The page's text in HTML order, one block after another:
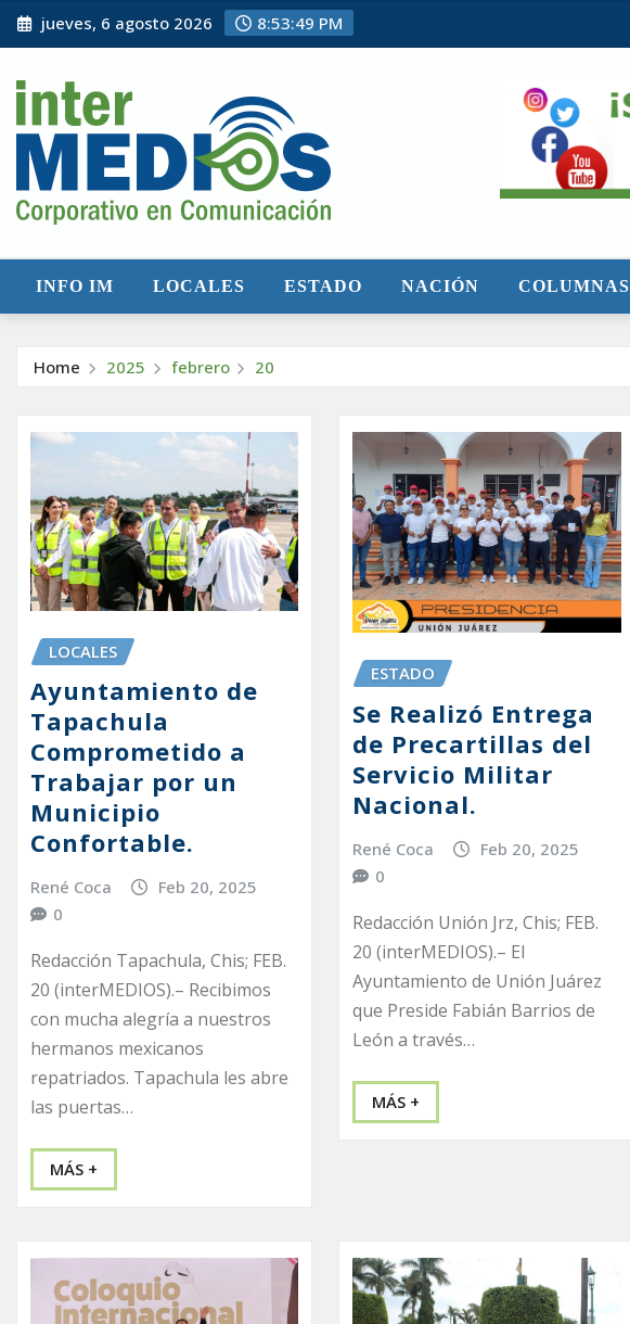
Skip
to
jueves, 6 agosto 2026 8:53:51 PM
INFO IM LOCALES ESTADO NACIÓN COLUMNAS
Home 2025 febrero 20
LOCALES
Ayuntamiento de
Tapachula
Comprometido a
Trabajar por un
Municipio
Confortable.
René Coca
Feb 20, 2025
0
Redacción Tapachula, Chis; FEB.
20 (interMEDIOS).– Recibimos
con mucha alegría a nuestros
hermanos mexicanos
repatriados. Tapachula les abre
las puertas…
MÁS +
ESTADO
Se Realizó Entrega
de Precartillas del
Servicio Militar
Nacional.
René Coca
Feb 20, 2025
0
Redacción Unión Jrz, Chis; FEB.
20 (interMEDIOS).– El
Ayuntamiento de Unión Juárez
que Preside Fabián Barrios de
León a través…
MÁS +